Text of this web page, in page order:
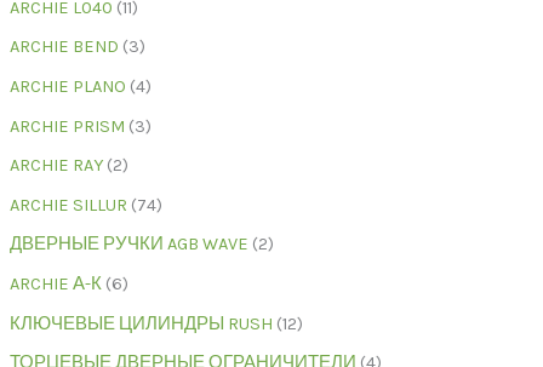
ARCHIE L040 11
ARCHIE BEND 3
ARCHIE PLANO 4
ARCHIE PRISM 3
ARCHIE RAY 2
ARCHIE SILLUR 74
ДВЕРНЫЕ РУЧКИ AGB WAVE 2
ARCHIE А-К 6
КЛЮЧЕВЫЕ ЦИЛИНДРЫ RUSH 12